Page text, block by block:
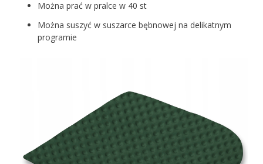
Można prać w pralce w 40 st
Można suszyć w suszarce bębnowej na delikatnym
programie